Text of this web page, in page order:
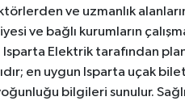
ve uzmanlık
ve bağlı kurumların
Isparta Elektrik tarafından
en uygun Isparta uçak
bilgileri sunulur.